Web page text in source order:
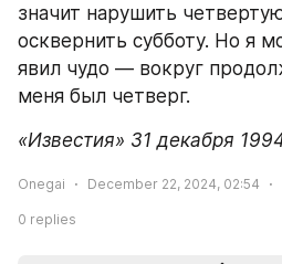
значит нарушить
осквернить субботу. Но я
явил чудо — вокруг
меня был четверг.
«Известия» 31 декабря
Onegai December 22, 2024, 02:54
0 replies